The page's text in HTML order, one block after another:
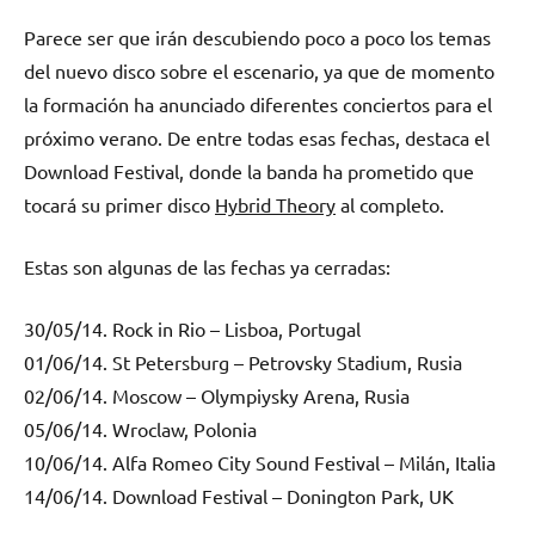
Parece ser que irán descubiendo poco a poco los temas
del nuevo disco sobre el escenario, ya que de momento
la formación ha anunciado diferentes conciertos para el
próximo verano. De entre todas esas fechas, destaca el
Download Festival, donde la banda ha prometido que
tocará su primer disco Hybrid Theory al completo.
Estas son algunas de las fechas ya cerradas:
30/05/14. Rock in Rio – Lisboa, Portugal
01/06/14. St Petersburg – Petrovsky Stadium, Rusia
02/06/14. Moscow – Olympiysky Arena, Rusia
05/06/14. Wroclaw, Polonia
10/06/14. Alfa Romeo City Sound Festival – Milán, Italia
14/06/14. Download Festival – Donington Park, UK